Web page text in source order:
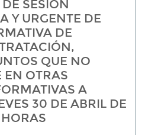
SESIÓN
Y URGENTE DE
DE
QUE NO
EN OTRAS
A
30 DE ABRIL DE